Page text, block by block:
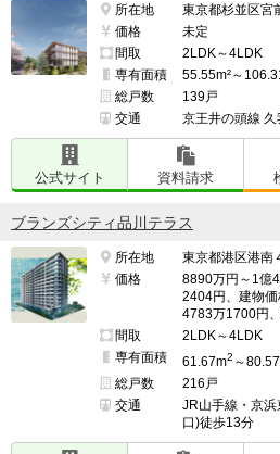
所在地
東京都杉並区宮
価格
未定
間取
2LDK～4LDK
専有面積
55.55m²～
総戸数
139戸
交通
京王井の頭線 久
公式サイト 資料請求
ブランズシティ品川テラス
所在地
東京都港区港南
価格
8890万円～1億
2404円、建物
4783万1700円
間取
2LDK～4LDK
専有面積
61.67m2 ～
総戸数
216戸
交通
JR山手線・京
口)徒歩13分